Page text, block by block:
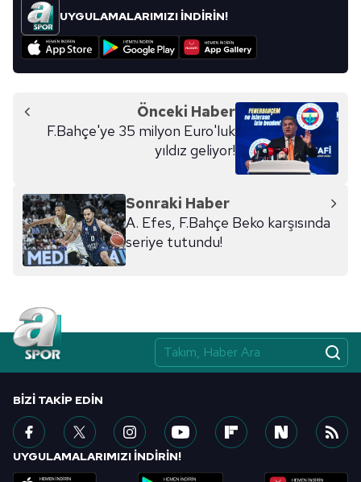
UYGULAMALARIMIZI İNDİRİN!
Önceki Haber
F.Bahçe'ye 35 milyon Euro'luk
yıldız geliyor!
Sonraki Haber
A. Efes, F.Bahçe Beko karşısında
seriye tutundu!
BIZI TAKIP EDIN
UYGULAMALARIMIZI İNDİRİN!